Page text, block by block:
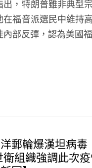
出，特朗普雖非典型
在福音派選民中維持
內部反彈，認為美國
洋郵輪爆漢坦病毒
衛組織強調此次